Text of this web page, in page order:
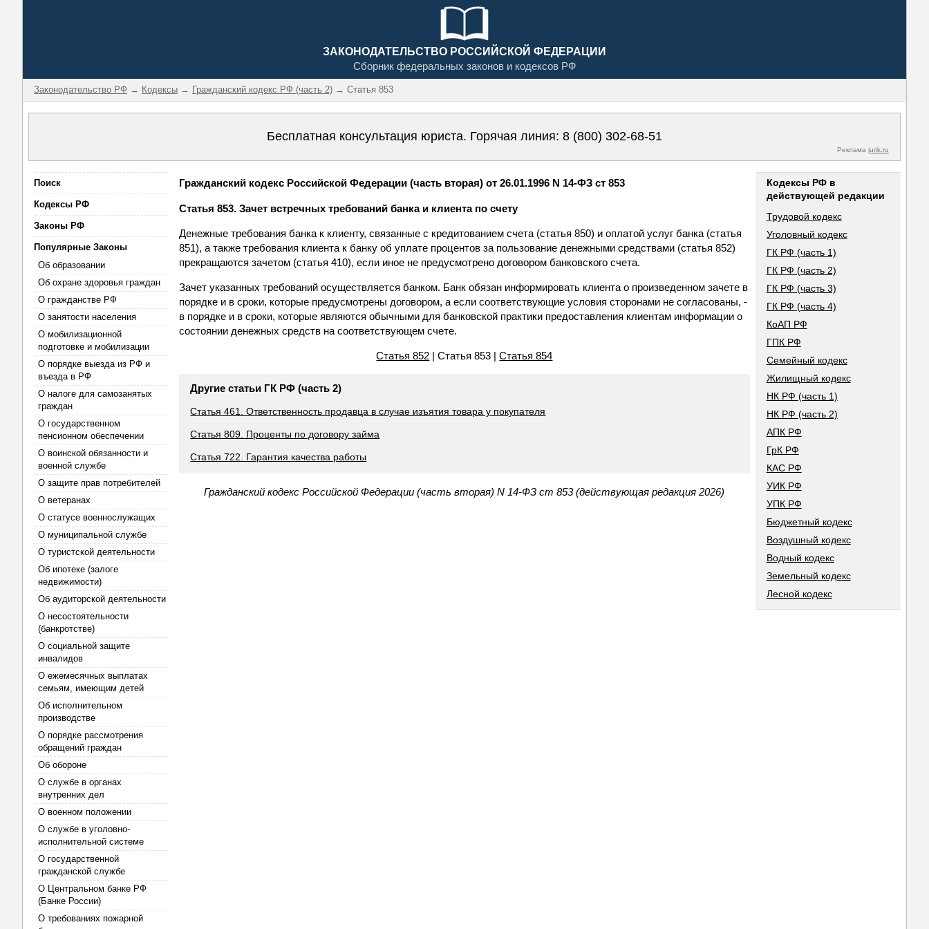
ЗАКОНОДАТЕЛЬСТВО РОССИЙСКОЙ ФЕДЕРАЦИИ
Сборник федеральных законов и кодексов РФ
Законодательство РФ → Кодексы → Гражданский кодекс РФ (часть 2) → Статья 853
Бесплатная консультация юриста. Горячая линия: 8 (800) 302-68-51
Реклама jurik.ru
Поиск
Кодексы РФ
Законы РФ
Популярные Законы
Об образовании
Об охране здоровья граждан
О гражданстве РФ
О занятости населения
О мобилизационной
подготовке и мобилизации
О порядке выезда из РФ и
въезда в РФ
О налоге для самозанятых
граждан
О государственном
пенсионном обеспечении
О воинской обязанности и
военной службе
О защите прав потребителей
О ветеранах
О статусе военнослужащих
О муниципальной службе
О туристской деятельности
Об ипотеке (залоге
недвижимости)
Об аудиторской деятельности
О несостоятельности
(банкротстве)
О социальной защите
инвалидов
О ежемесячных выплатах
семьям, имеющим детей
Об исполнительном
производстве
О порядке рассмотрения
обращений граждан
Об обороне
О службе в органах
внутренних дел
О военном положении
О службе в уголовно-
исполнительной системе
О государственной
гражданской службе
О Центральном банке РФ
(Банке России)
О требованиях пожарной
Гражданский кодекс Российской Федерации (часть вторая) от 26.01.1996 N 14-ФЗ ст 853
Статья 853. Зачет встречных требований банка и клиента по счету
Денежные требования банка к клиенту, связанные с кредитованием счета (статья 850) и оплатой услуг банка (статья
851), а также требования клиента к банку об уплате процентов за пользование денежными средствами (статья 852)
прекращаются зачетом (статья 410), если иное не предусмотрено договором банковского счета.
Зачет указанных требований осуществляется банком. Банк обязан информировать клиента о произведенном зачете в
порядке и в сроки, которые предусмотрены договором, а если соответствующие условия сторонами не согласованы, -
в порядке и в сроки, которые являются обычными для банковской практики предоставления клиентам информации о
состоянии денежных средств на соответствующем счете.
Статья 852 | Статья 853 |Статья 854
Другие статьи ГК РФ (часть 2)
Статья 461. Ответственность продавца в случае изъятия товара у покупателя
Статья 809. Проценты по договору займа
Статья 722. Гарантия качества работы
Гражданский кодекс Российской Федерации (часть вторая) N 14-ФЗ ст 853 (действующая редакция 2026)
Кодексы РФ в
действующей редакции
Трудовой кодекс
Уголовный кодекс
ГК РФ (часть 1)
ГК РФ (часть 2)
ГК РФ (часть 3)
ГК РФ (часть 4)
КоАП РФ
ГПК РФ
Семейный кодекс
Жилищный кодекс
НК РФ (часть 1)
НК РФ (часть 2)
АПК РФ
ГрК РФ
КАС РФ
УИК РФ
УПК РФ
Бюджетный кодекс
Воздушный кодекс
Водный кодекс
Земельный кодекс
Лесной кодекс